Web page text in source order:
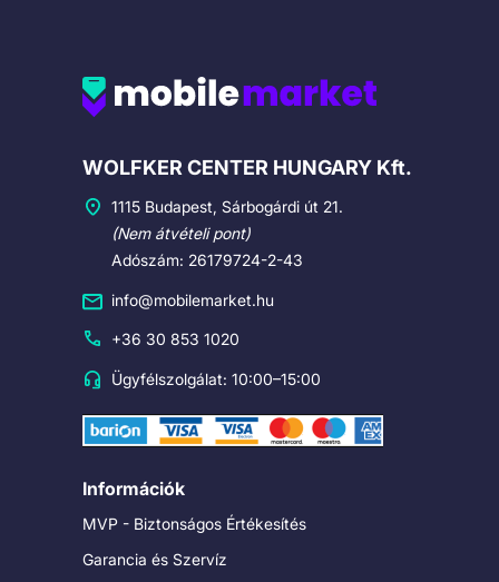
Cégadatok
WOLFKER CENTER HUNGARY Kft.
1115 Budapest, Sárbogárdi út 21.
(Nem átvételi pont)
Adószám: 26179724-2-43
info@mobilemarket.hu
+36 30 853 1020
Ügyfélszolgálat: 10:00–15:00
Információk
MVP - Biztonságos Értékesítés
Garancia és Szervíz